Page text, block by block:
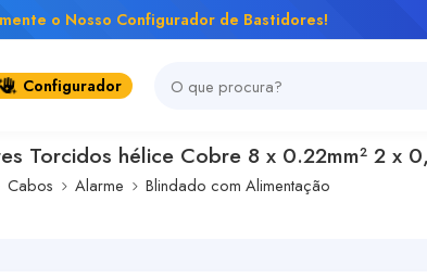
o Nosso Configurador de Bastidores!
Configurador
Torcidos hélice Cobre 8 x 0.22mm² 2 x
Cabos Alarme Blindado com Alimentação